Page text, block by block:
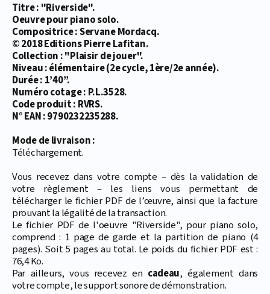
Titre : "Riverside".
Oeuvre pour piano solo.
Compositrice : Servane Mordacq.
© 2018 Editions Pierre Lafitan.
Collection : "Plaisir de jouer".
Niveau : élémentaire (2e cycle, 1ère/2e année).
Durée : 1’40’’.
Numéro cotage : P.L.3528.
Code produit : RVRS.
N° EAN : 9790232235288.
Mode de livraison :
Téléchargement.
Vous recevez dans votre compte – dès la validation de
votre règlement – les liens vous permettant de
télécharger le fichier PDF de l’œuvre, ainsi que la facture
prouvant la légalité de la transaction.
Le fichier PDF de l'oeuvre "Riverside", pour piano solo,
comprend : 1 page de garde et la partition de piano (4
pages). Soit 5 pages au total. Le poids du fichier PDF est :
76,4 Ko.
Par ailleurs, vous recevez en cadeau, également dans
votre compte, le support sonore de démonstration.